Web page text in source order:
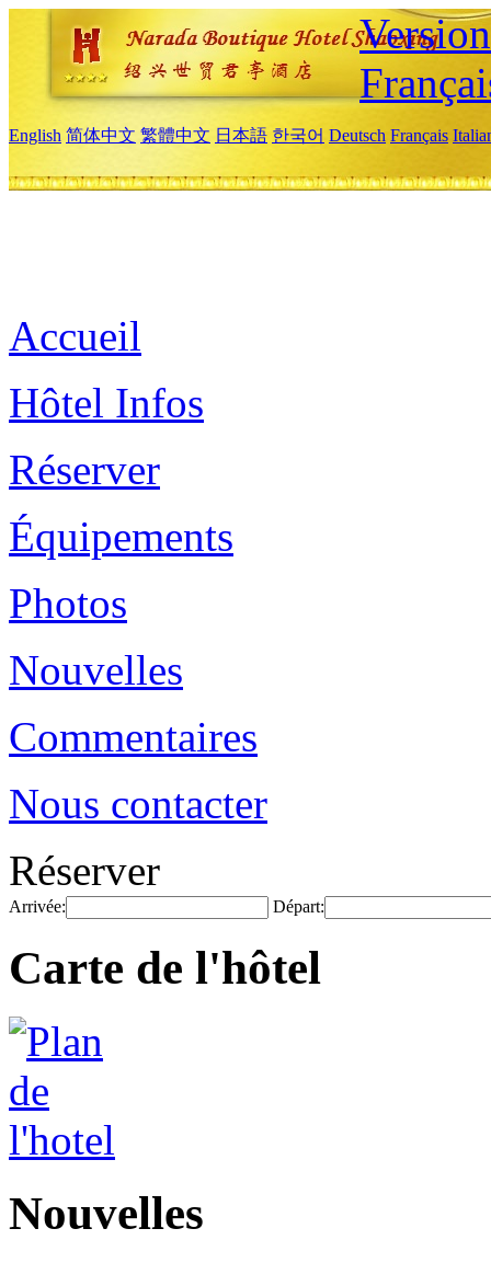
English 简体中文 繁體中文 日本語 한국어 Deutsch Français
Accueil
Hôtel Infos
Réserver
Équipements
Photos
Nouvelles
Commentaires
Nous contacter
Réserver
Arrivée: Départ:
Carte de l'hôtel
Nouvelles